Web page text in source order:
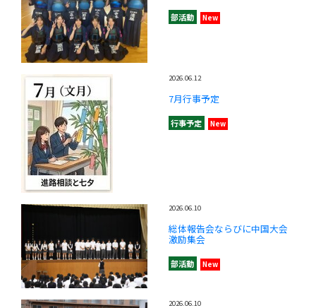
部活動 New
2026.06.12
7月行事予定
行事予定 New
2026.06.10
総体報告会ならびに中国大会
激励集会
部活動 New
2026.06.10